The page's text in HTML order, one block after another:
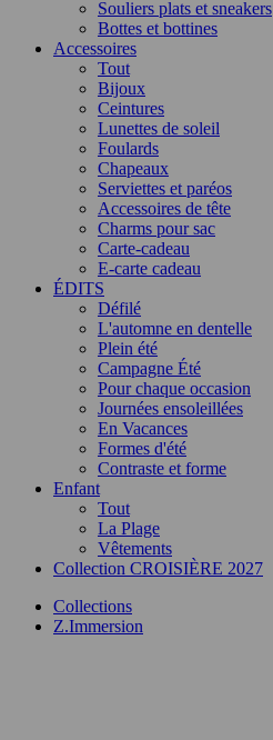
Souliers plats et sneakers
Bottes et bottines
Accessoires
Tout
Bijoux
Ceintures
Lunettes de soleil
Foulards
Chapeaux
Serviettes et paréos
Accessoires de tête
Charms pour sac
Carte-cadeau
E-carte cadeau
ÉDITS
Défilé
L'automne en dentelle
Plein été
Campagne Été
Pour chaque occasion
Journées ensoleillées
En Vacances
Formes d'été
Contraste et forme
Enfant
Tout
La Plage
Vêtements
Collection CROISIÈRE 2027
Collections
Z.Immersion